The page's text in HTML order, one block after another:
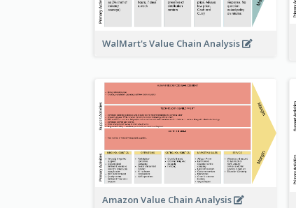
WalMart's Value Chain Analysis
Amazon Value Chain Analysis